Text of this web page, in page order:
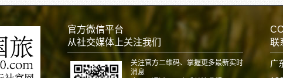
官方微信平台
从社交媒体上关注我们
关注官方二维码、掌握更多最新实时
消息
联
广